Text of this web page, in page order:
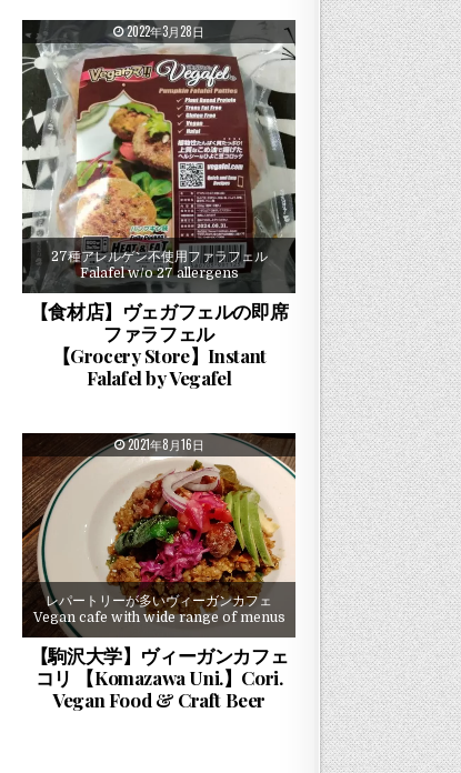
PUBLISHED DATE:
2022年3月28日
27種アレルゲン不使用ファラフェル
Falafel w/o 27 allergens
【食材店】ヴェガフェルの即席
ファラフェル
【Grocery Store】Instant
Falafel by Vegafel
PUBLISHED DATE:
2021年8月16日
レパートリーが多いヴィーガンカフェ
Vegan cafe with wide range of menus
【駒沢大学】ヴィーガンカフェ
コリ 【Komazawa Uni.】Cori.
Vegan Food & Craft Beer